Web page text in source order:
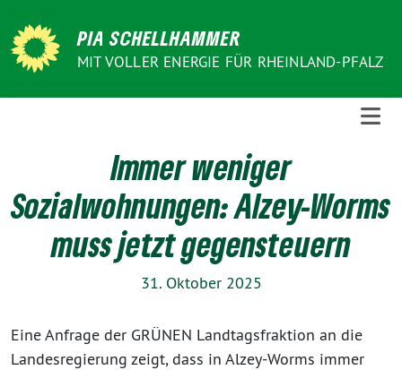
zum
Inhalt
PIA SCHELLHAMMER
MIT VOLLER ENERGIE FÜR RHEINLAND-PFALZ
Immer weniger
Sozialwohnungen: Alzey-Worms
muss jetzt gegensteuern
31. Oktober 2025
Eine Anfrage der GRÜNEN Landtagsfraktion an die
Landesregierung zeigt, dass in Alzey-Worms immer